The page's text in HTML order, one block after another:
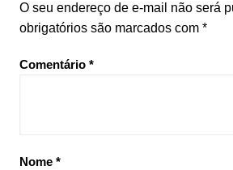
O seu endereço de e-mail não será
obrigatórios são marcados com *
Comentário *
Nome *